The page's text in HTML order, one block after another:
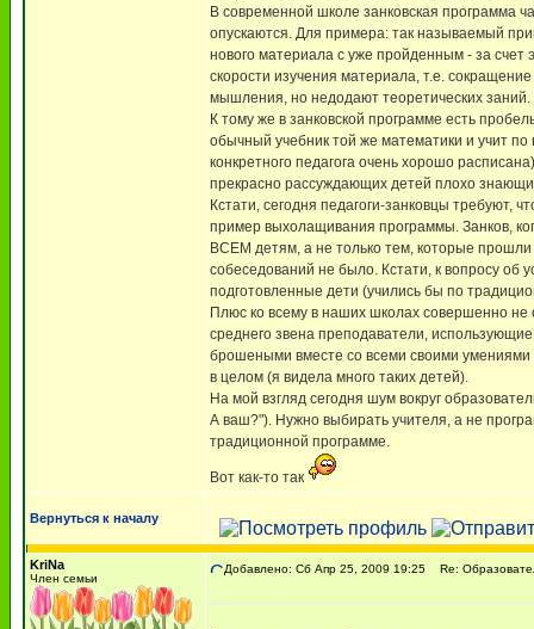
В современной школе занковская программа
опускаются. Для примера: так называемый
нового материала с уже пройденным - за
скорости изучения материала, т.е.
мышления, но недодают теоретических заний.
К тому же в занковской программе есть
обычный учебник той же математики и учит
конкретного педагога очень хорошо
прекрасно рассуждающих детей плохо
Кстати, сегодня педагоги-занковцы требуют,
пример выхолащивания программы. Занков,
ВСЕМ детям, а не только тем, которые прошли
собеседований не было. Кстати, к вопросу
подготовленные дети (учились бы по
Плюс ко всему в наших школах совершенно
среднего звена преподаватели,
брошеными вместе со всеми своими умениями
в целом (я видела много таких детей).
На мой взгляд сегодня шум вокруг
А ваш?"). Нужно выбирать учителя, а не
традиционной программе.
Вот как-то так
Вернуться к началу
KriNa
Член семьи
Добавлено: Сб Апр 25, 2009 19:25 Re: